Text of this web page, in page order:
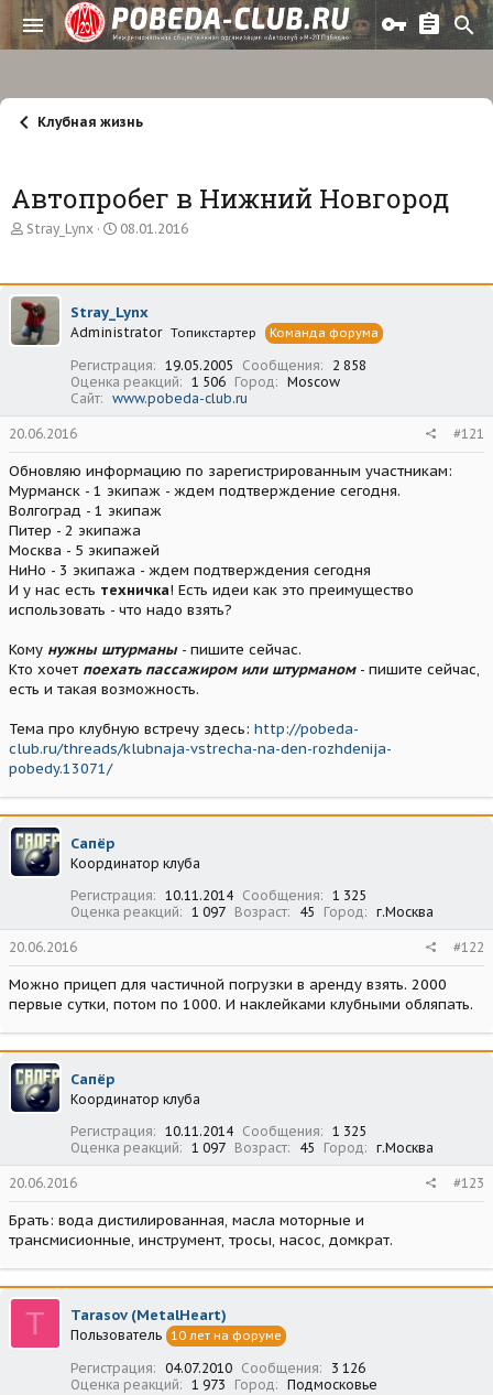
Клубная жизнь
Автопробег в Нижний Новгород
А
о
р
т
е
Stray_Lynx
Д
а
а
ч
л
а
08.01.2016
Stray_Lynx
Administrator Топикстартер Команда форума
Регистрация 19.05.2005 Сообщения
2 858
Оценка реакций
1 506 Город
Moscow
Сайт
www.pobeda-club.ru
20.06.2016 #121
Обновляю информацию по зарегистрированным участникам:
Мурманск - 1 экипаж - ждем подтверждение сегодня.
Волгоград - 1 экипаж
Питер - 2 экипажа
Москва - 5 экипажей
НиНо - 3 экипажа - ждем подтверждения сегодня
И у нас есть техничка! Есть идеи как это преимущество
использовать - что надо взять?
Кому нужны штурманы- пишите сейчас.
Кто хочет поехать пассажиром или штурманом- пишите сейчас,
есть и такая возможность.
Тема про клубную встречу здесь: http://pobeda-
club.ru/threads/klubnaja-vstrecha-na-den-rozhdenija-
pobedy.13071/
Сапёр
Координатор клуба
Регистрация
10.11.2014 Сообщения
1 325
Оценка реакций
1 097 Возраст 45 Город г.Москва
20.06.2016 #122
Можно прицеп для частичной погрузки в аренду взять. 2000
первые сутки, потом по 1000. И наклейками клубными обляпать.
Сапёр
Координатор клуба
Регистрация
10.11.2014 Сообщения
1 325
Оценка реакций
1 097 Возраст 45 Город г.Москва
20.06.2016 #123
Брать: вода дистилированная, масла моторные и
трансмисионные, инструмент, тросы, насос, домкрат.
T Tarasov (MetalHeart)
Пользователь 10 лет на форуме
Регистрация 04.07.2010 Сообщения
3 126
Оценка реакций
1 973 Город Подмосковье